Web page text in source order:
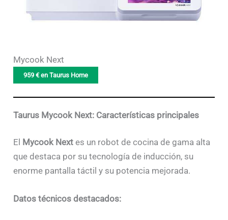
Mycook Next
959 € en Taurus Home
Taurus Mycook Next: Características principales
El Mycook Next es un robot de cocina de gama alta
que destaca por su tecnología de inducción, su
enorme pantalla táctil y su potencia mejorada.
Datos técnicos destacados: